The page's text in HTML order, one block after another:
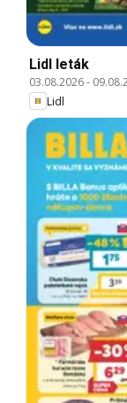
Lidl leták
03.08.2026-
Lidl